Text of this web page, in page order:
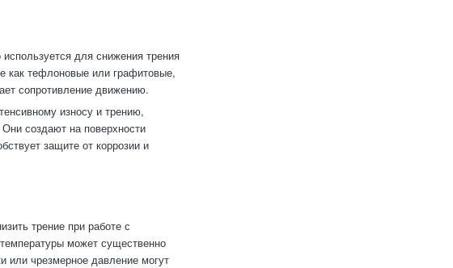
для снижения трения
как тефлоновые или графитовые,
сопротивление движению.
износу и трению,
создают на поверхности
защите от коррозии и
трение при работе с
может существенно
или чрезмерное давление могут